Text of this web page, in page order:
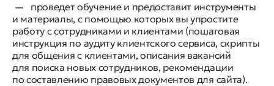
проведет обучение и предоставит инструменты
и материалы, с помощью которых вы упростите
работу с сотрудниками и клиентами (пошаговая
инструкция по аудиту клиентского сервиса, скрипты
для общения с клиентами, описания вакансий
для поиска новых сотрудников, рекомендации
по составлению правовых документов для сайта).